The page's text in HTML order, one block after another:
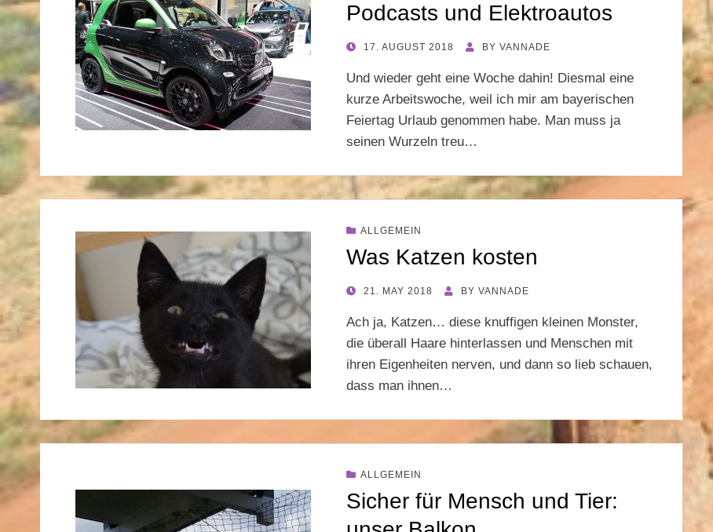
Podcasts und Elektroautos
POSTED
17. AUGUST 2018 BY VANNADE
Und wieder geht eine Woche dahin! Diesmal eine
kurze Arbeitswoche, weil ich mir am bayerischen
Feiertag Urlaub genommen habe. Man muss ja
seinen Wurzeln treu…
ALLGEMEIN
Was Katzen kosten
POSTED
21. MAY 2018 BY VANNADE
Ach ja, Katzen… diese knuffigen kleinen Monster,
die überall Haare hinterlassen und Menschen mit
ihren Eigenheiten nerven, und dann so lieb schauen,
dass man ihnen…
ALLGEMEIN
Sicher für Mensch und Tier: